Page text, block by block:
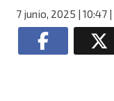
7 junio, 2025 | 10:47|